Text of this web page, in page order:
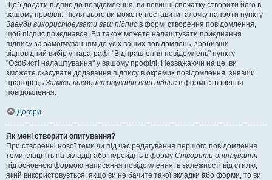
Щоб додати підпис до повідомлення, ви повинні спочатку створити його в
вашому профілі. Після цього ви можете поставити галочку напроти пункту
Завжди використовувати ваш підпис в формі створення повідомлення,
щоб підпис приєднався. Ви також можете налаштувати приєднання
підпису за замовчуванням до усіх ваших повідомлень, зробивши
відповідний вибір у параграфі "Відправлення повідомлень" пункту
"Особисті налаштування" у вашому профілі. Незважаючи на це, ви
зможете скасувати додавання підпису в окремих повідомлення, знявши
прапорець Завжди використовувати ваш підпис в формі створення
повідомлення.
Догори
Як мені створити опитування?
При створенні нової теми чи під час редагування першого повідомлення
теми клацніть на вкладці або перейдіть в форму Створити опитування
під основною формою написання повідомлення, в залежності від стилю,
який використовується; якщо ви не бачите такої вкладки або форми, то ви